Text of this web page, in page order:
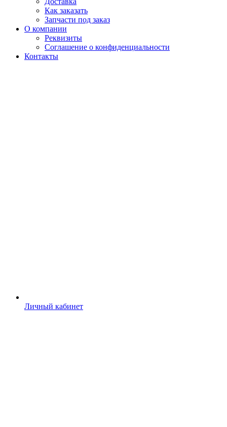
Как заказать
Запчасти под заказ
О компании
Реквизиты
Соглашение о конфиденциальности
Контакты
Личный кабинет